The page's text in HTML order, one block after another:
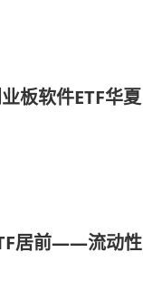
板软件ETF华夏
居前——流动性